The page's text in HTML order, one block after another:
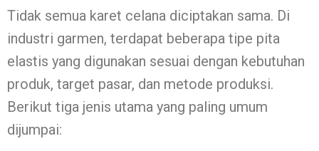
Tidak semua karet celana diciptakan sama. Di
industri garmen, terdapat beberapa tipe pita
elastis yang digunakan sesuai dengan kebutuhan
produk, target pasar, dan metode produksi.
Berikut tiga jenis utama yang paling umum
dijumpai: